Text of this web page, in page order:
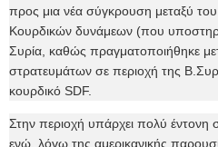
προς μια νέα σύγκρουση μεταξύ
Κουρδικών δυνάμεων (που
Συρία, καθώς πραγματοποιήθηκε
στρατευμάτων σε περιοχή της
κουρδικό SDF.
Στην περιοχή υπάρχει πολύ έντονη
ενώ, λόγω της αμερικανικής